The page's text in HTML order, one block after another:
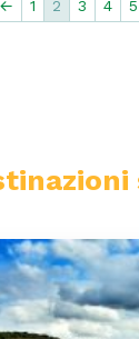
← 1 2 3 4 5